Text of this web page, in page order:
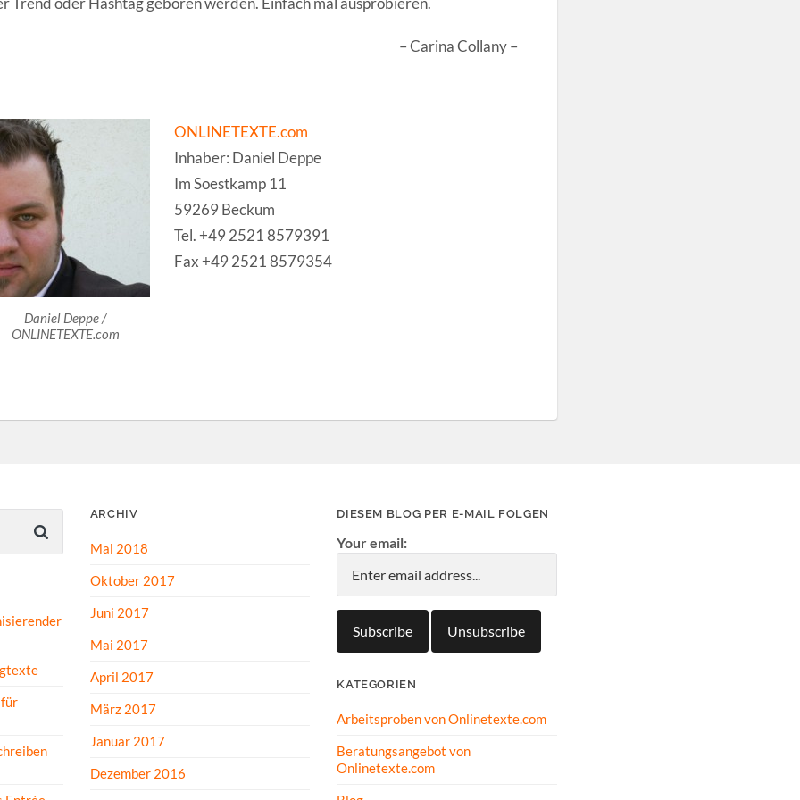
– Carina Collany –
Daniel Deppe /
ONLINETEXTE.com
ONLINETEXTE.com
Inhaber: Daniel Deppe
Im Soestkamp 11
59269 Beckum
Tel. +49 2521 8579391
Fax +49 2521 8579354
ARCHIV
Mai 2018
Oktober 2017
Juni 2017
Mai 2017
April 2017
März 2017
Januar 2017
Dezember 2016
DIESEM BLOG PER E-MAIL FOLGEN
Your email:
KATEGORIEN
Arbeitsproben von Onlinetexte.com
Beratungsangebot von
Onlinetexte.com